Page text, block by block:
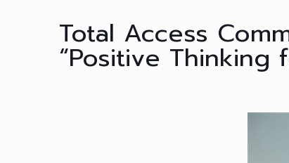
Total Access
“Positive Thinking